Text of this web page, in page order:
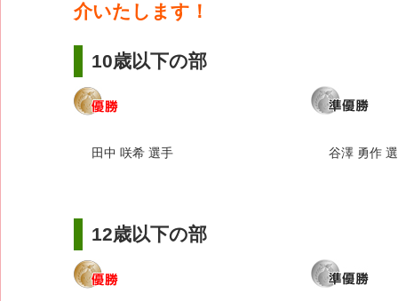
介いたします！
10歳以下の部
田中 咲希 選手 谷澤 勇作
12歳以下の部